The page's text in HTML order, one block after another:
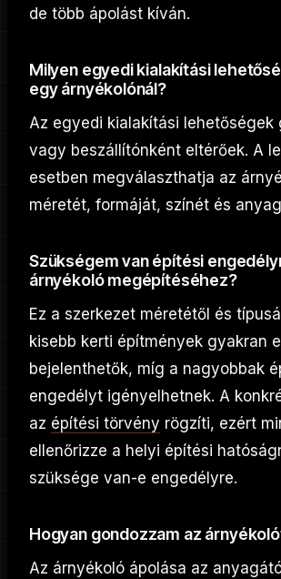
de több ápolást kíván.
Milyen egyedi kialakítási
egy árnyékolónál?
Az egyedi kialakítási lehetőségek
vagy beszállítónként eltérőek. A
esetben megválaszthatja az
méretét, formáját, színét és
Szükségem van építési
árnyékoló megépítéséhez?
Ez a szerkezet méretétől és
kisebb kerti építmények gyakran
bejelenthetők, míg a nagyobbak
engedélyt igényelhetnek. A
az építési törvény rögzíti, ezért
ellenőrizze a helyi építési
szüksége van-e engedélyre.
Hogyan gondozzam az
Az árnyékoló ápolása az